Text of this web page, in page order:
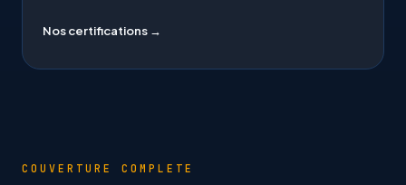
Nos certifications →
COUVERTURE COMPLETE